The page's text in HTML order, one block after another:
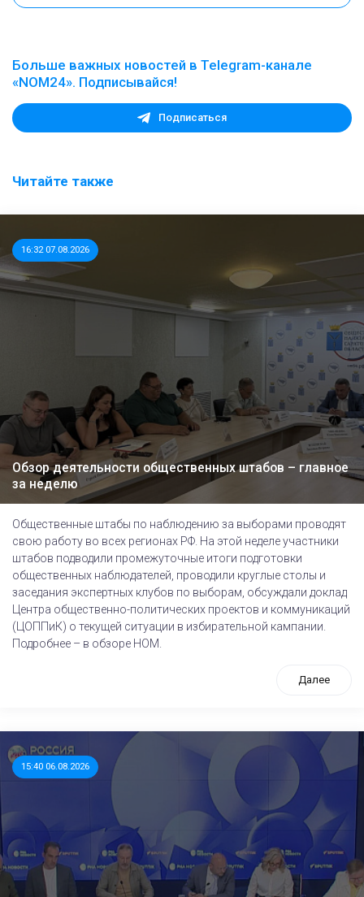
Больше важных новостей в Telegram-канале
«NOM24». Подписывайся!
Подписаться
Читайте также
16:32 07.08.2026
Обзор деятельности общественных штабов – главное
за неделю
Общественные штабы по наблюдению за выборами проводят
свою работу во всех регионах РФ. На этой неделе участники
штабов подводили промежуточные итоги подготовки
общественных наблюдателей, проводили круглые столы и
заседания экспертных клубов по выборам, обсуждали доклад
Центра общественно-политических проектов и коммуникаций
(ЦОППиК) о текущей ситуации в избирательной кампании.
Подробнее – в обзоре НОМ.
Далее
15:40 06.08.2026